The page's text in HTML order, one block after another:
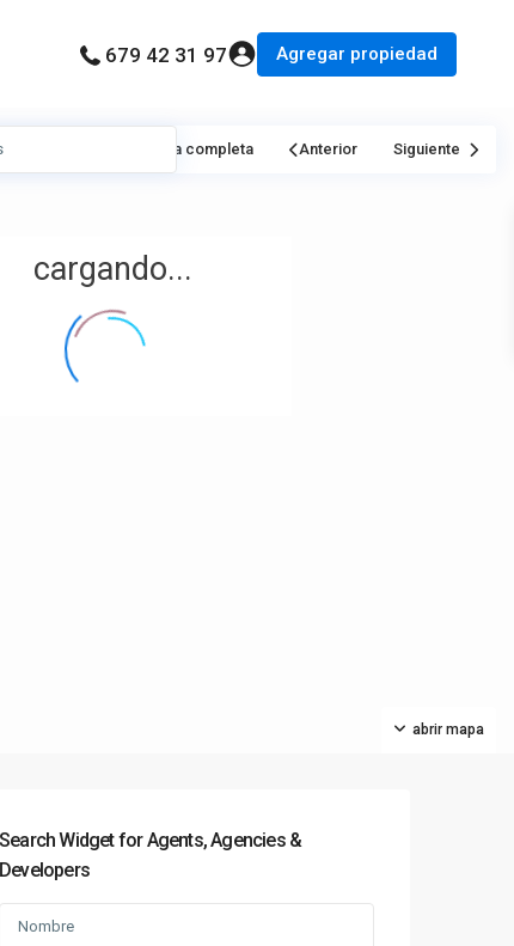
679 42 31 97 Agregar propiedad
cargando...
abrir mapa
Pantalla completa Anterior Siguiente
Search Widget for Agents, Agencies &
Developers